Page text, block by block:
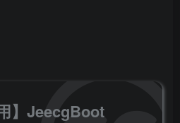
】JeecgBoot